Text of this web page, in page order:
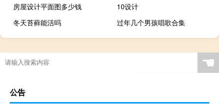
房屋设计平面图多少钱
10设计
冬天苔藓能活吗
过年几个男孩唱歌合集
☚
公告